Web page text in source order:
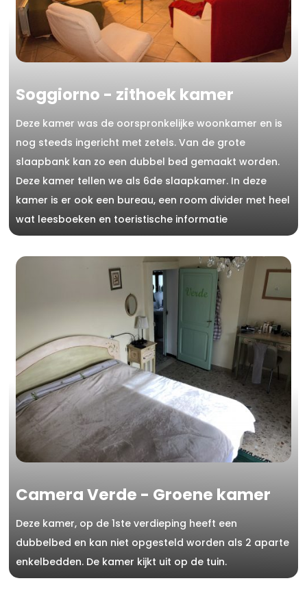
Soggiorno - zithoek kamer
Deze kamer was de oorspronkelijke woonkamer en is
nog steeds ingericht met zetels. Van de grote
slaapbank kan zo een dubbel bed gemaakt worden.
Deze kamer tellen we als 6de slaapkamer. In deze
kamer is er ook een bureau, een room divider met heel
wat leesboeken en toeristische informatie
Camera Verde - Groene kamer
Deze kamer, op de 1ste verdieping heeft een
dubbelbed en kan niet opgesteld worden als 2 aparte
enkelbedden. De kamer kijkt uit op de tuin.